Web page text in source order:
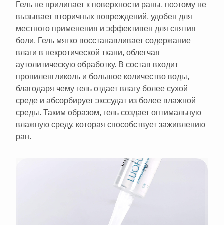
Гель не прилипает к поверхности раны, поэтому не
вызывает вторичных повреждений, удобен для
местного применения и эффективен для снятия
боли. Гель мягко восстанавливает содержание
влаги в некротической ткани, облегчая
аутолитическую обработку. В состав входит
пропиленгликоль и большое количество воды,
благодаря чему гель отдает влагу более сухой
среде и абсорбирует экссудат из более влажной
среды. Таким образом, гель создает оптимальную
влажную среду, которая способствует заживлению
ран.